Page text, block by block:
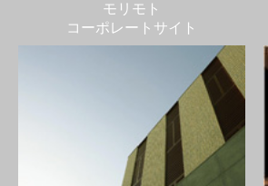
モリモト
コーポレートサイト